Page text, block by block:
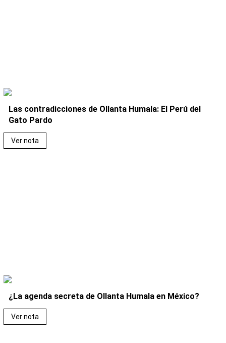
Las contradicciones de Ollanta Humala: El Perú del
Gato Pardo
Ver nota
¿La agenda secreta de Ollanta Humala en México?
Ver nota